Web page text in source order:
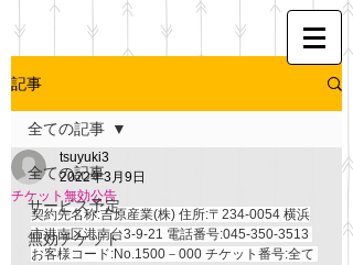
記事
全ての記事
サービス予定
無効チケット
全ての記事
チケット無効公告
tsuyuki3
2022年3月9日
契約先名称:吉原産業(株) 住所:〒234-0054 横浜
市港南区港南台3-9-21 電話番号:045-350-3513
お客様コード:No.1500－000 チケット番号:全て